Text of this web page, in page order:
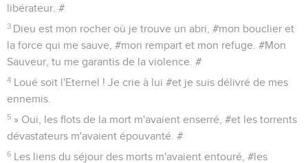
libérateur. #
3 Dieu est mon rocher où je trouve un abri, #mon bouclier et
la force qui me sauve, #mon rempart et mon refuge. #Mon
Sauveur, tu me garantis de la violence. #
4 Loué soit l'Eternel ! Je crie à lui #et je suis délivré de mes
ennemis.
5 » Oui, les flots de la mort m'avaient enserré, #et les torrents
dévastateurs m'avaient épouvanté. #
6 Les liens du séjour des morts m'avaient entouré, #les